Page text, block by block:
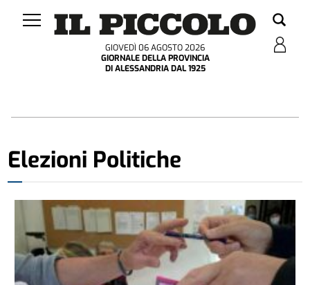
GIOVEDÌ 06 AGOSTO 2026
GIORNALE DELLA PROVINCIA
DI ALESSANDRIA DAL 1925
Elezioni Politiche